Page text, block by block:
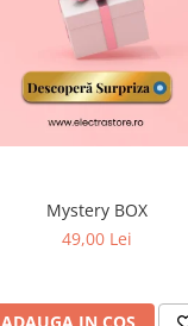
Mystery BOX
49,00 Lei